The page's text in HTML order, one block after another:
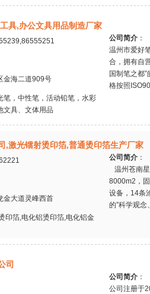
具,办公文具用品制造厂家
金海二道909号
笔，中性笔，活动铅笔，水彩
文具、文体用品
公司简介 ：
温州市爱好
合，拥有自
国制笔之都
格按照
,激光镭射烫印箔,普通烫印箔生产厂家
金大道灵峰西首
印箔,电化铝烫印箔,电化铝金
公司简介 ：
温州苍南
8000m2，
设备，14条
的”科学观念
司
公司简介 ：
公司注册于